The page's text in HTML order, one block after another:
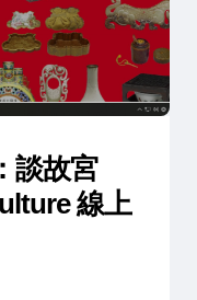
談故宮
線上